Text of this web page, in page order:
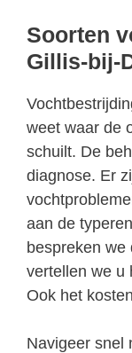
Soorten
Gillis-bij-
weet waar de
schuilt. De
diagnose. Er
aan de
bespreken we
vertellen we u
Ook het
Navigeer snel